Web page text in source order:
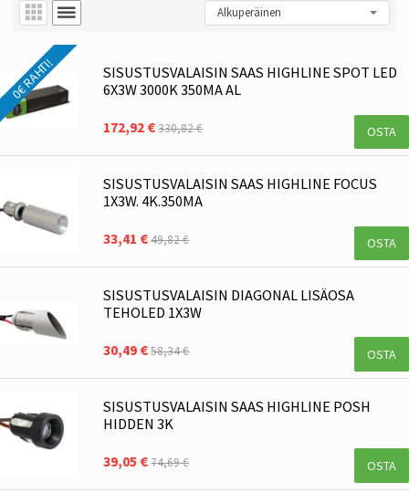
0€ RAHTI!
SISUSTUSVALAISIN SAAS HIGHLINE SPOT LED
6X3W 3000K 350MA AL
172,92 €330,82 € OSTA
SISUSTUSVALAISIN SAAS HIGHLINE FOCUS
1X3W. 4K.350MA
33,41 €49,82 € OSTA
SISUSTUSVALAISIN DIAGONAL LISÄOSA
TEHOLED 1X3W
30,49 €58,34 € OSTA
SISUSTUSVALAISIN SAAS HIGHLINE POSH
HIDDEN 3K
39,05 €74,69 € OSTA